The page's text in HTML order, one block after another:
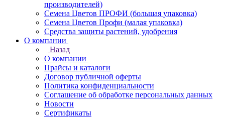
производителей)
Семена Цветов ПРОФИ (большая упаковка)
Семена Цветов Профи (малая упаковка)
Средства защиты растений, удобрения
О компании
Назад
О компании
Прайсы и каталоги
Договор публичной оферты
Политика конфиденциальности
Соглашение об обработке персональных данных
Новости
Сертификаты